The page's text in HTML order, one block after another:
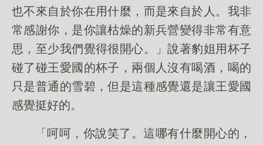
也不來自於你在用什麼，而是來自於人。我非
常感謝你，是你讓枯燥的新兵營變得非常有意
思，至少我們覺得很開心。」說著豹姐用杯子
碰了碰王愛國的杯子，兩個人沒有喝酒，喝的
只是普通的雪碧，但是這種感覺還是讓王愛國
感覺挺好的。
「呵呵，你說笑了。這哪有什麼開心的，